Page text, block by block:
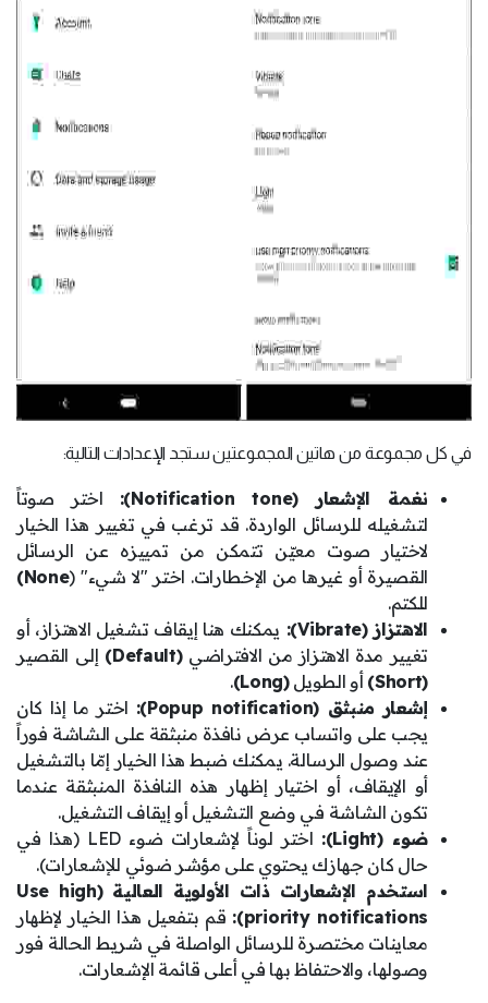
في كل مجموعة من هاتين المجموعتين ستجد الإعدادات التالية:
نغمة الإشعار (Notification tone):
اختر صوتاً
لتشغيله للرسائل الواردة. قد ترغب في تغيير هذا الخيار
لاختيار صوت معيّن تتمكن من تمييزه عن الرسائل
القصيرة أو غيرها من الإخطارات. اختر "لا شيء" (None)
للكتم.
الاهتزاز (Vibrate):
يمكنك هنا إيقاف تشغيل الاهتزاز، أو
تغيير مدة الاهتزاز من الافتراضي(Default)
إلى القصير
(Short)
أو الطويل(Long)
.
إشعار منبثق (Popup notification):
اختر ما إذا كان
يجب على واتساب عرض نافذة منبثقة على الشاشة فوراً
عند وصول الرسالة. يمكنك ضبط هذا الخيار إمّا بالتشغيل
أو الإيقاف، أو اختيار إظهار هذه النافذة المنبثقة عندما
تكون الشاشة في وضع التشغيل أو إيقاف التشغيل.
ضوء (Light):
اختر لوناً لإشعارات ضوء LED (هذا في
حال كان جهازك يحتوي على مؤشر ضوئي للإشعارات).
استخدم الإشعارات ذات الأولوية العالية (Use high
priority notifications):
قم بتفعيل هذا الخيار لإظهار
معاينات مختصرة للرسائل الواصلة في شريط الحالة فور
وصولها، والاحتفاظ بها في أعلى قائمة الإشعارات.